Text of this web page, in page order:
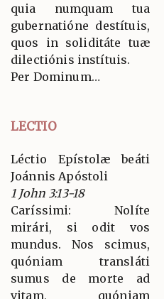
quia numquam tua
gubernatióne destítuis,
quos in soliditáte tuæ
dilectiónis instítuis.
Per Dominum…
LECTIO
Léctio Epístolæ beáti
Joánnis Apóstoli
1 John 3:13-18
Caríssimi: Nolíte
mirári, si odit vos
mundus. Nos scimus,
quóniam transláti
sumus de morte ad
vitam, quóniam